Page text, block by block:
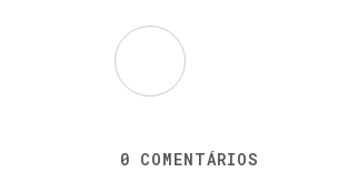
0 COMENTÁRIOS